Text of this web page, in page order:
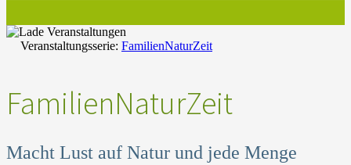
Veranstaltungsserie: FamilienNaturZeit
FamilienNaturZeit
Macht Lust auf Natur und jede Menge